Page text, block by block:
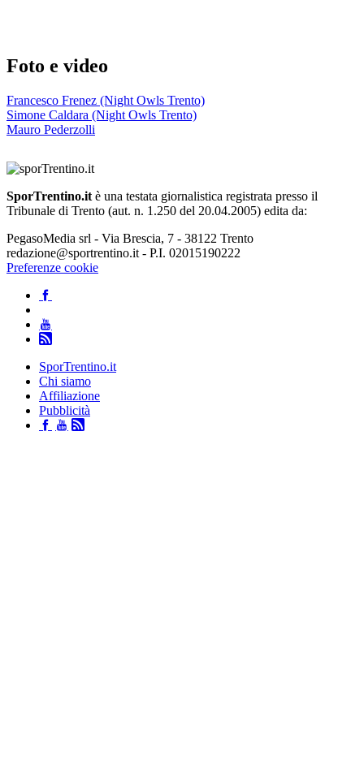
Foto e video
Francesco Frenez (Night Owls Trento)
Simone Caldara (Night Owls Trento)
Mauro Pederzolli
SporTrentino.it è una testata giornalistica registrata presso il
Tribunale di Trento (aut. n. 1.250 del 20.04.2005) edita da:
PegasoMedia srl - Via Brescia, 7 - 38122 Trento
redazione@sportrentino.it - P.I. 02015190222
Preferenze cookie
SporTrentino.it
Chi siamo
Affiliazione
Pubblicità